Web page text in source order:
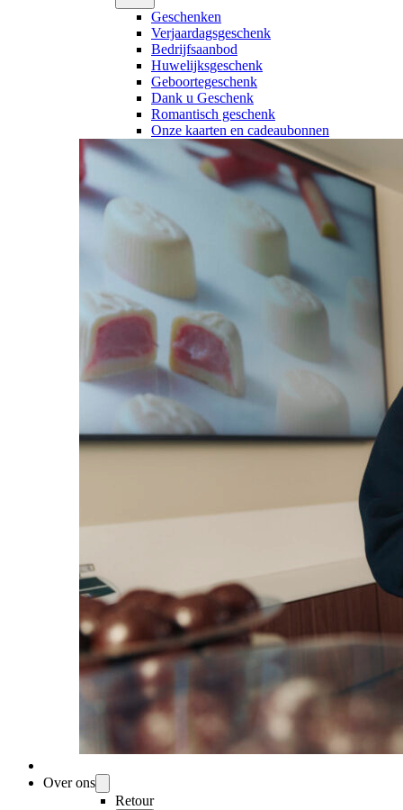
Geschenken
Verjaardagsgeschenk
Bedrijfsaanbod
Huwelijksgeschenk
Geboortegeschenk
Dank u Geschenk
Romantisch geschenk
Onze kaarten en cadeaubonnen
Over ons
Retour